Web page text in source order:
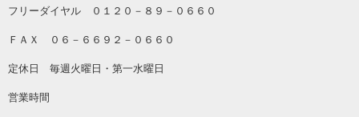
フリーダイヤル ０１２０－８９－０６６０
ＦＡＸ ０６－６６９２－０６６０
定休日 毎週火曜日・第一水曜日
営業時間